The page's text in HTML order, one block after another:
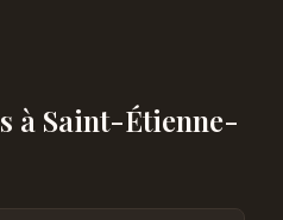
à Saint-Étienne-